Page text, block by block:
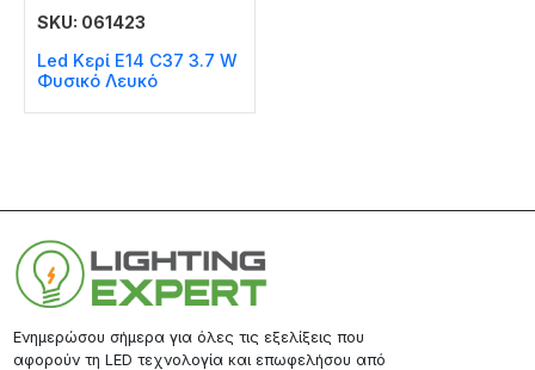
SKU: 061423
Led Κερί E14 C37 3.7 W
Φυσικό Λευκό
Ενημερώσου σήμερα για όλες τις εξελίξεις που
αφορούν τη LED τεχνολογία και επωφελήσου από